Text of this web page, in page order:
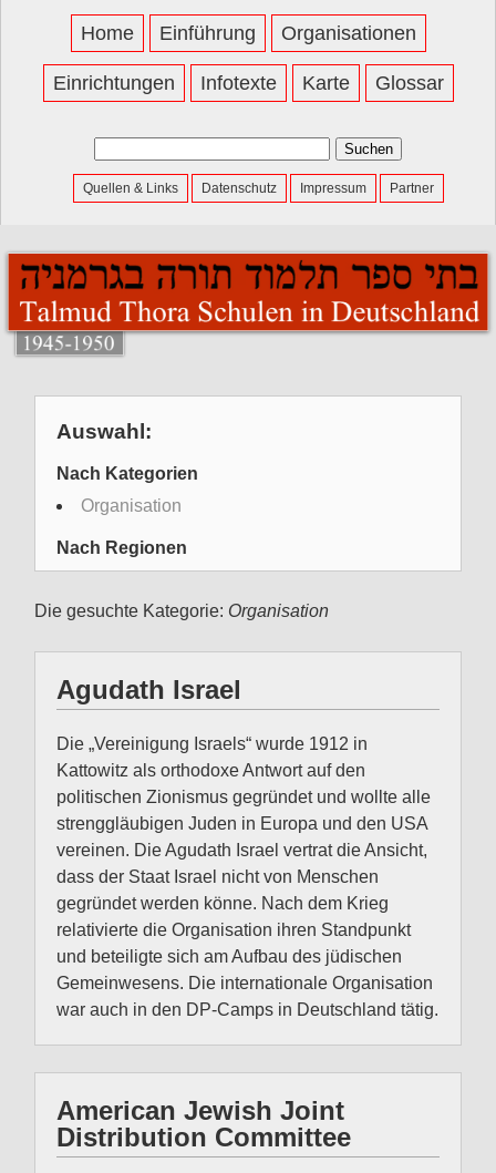
Home Einführung Organisationen
Einrichtungen Infotexte Karte Glossar
Suchen
nach:
Quellen & Links Datenschutz Impressum Partner
Auswahl:
Nach Kategorien
Organisation
Nach Regionen
Die gesuchte Kategorie: Organisation
Agudath Israel
Die „Vereinigung Israels“ wurde 1912 in
Kattowitz als orthodoxe Antwort auf den
politischen Zionismus gegründet und wollte alle
strenggläubigen Juden in Europa und den USA
vereinen. Die Agudath Israel vertrat die Ansicht,
dass der Staat Israel nicht von Menschen
gegründet werden könne. Nach dem Krieg
relativierte die Organisation ihren Standpunkt
und beteiligte sich am Aufbau des jüdischen
Gemeinwesens. Die internationale Organisation
war auch in den DP-Camps in Deutschland tätig.
American Jewish Joint
Distribution Committee